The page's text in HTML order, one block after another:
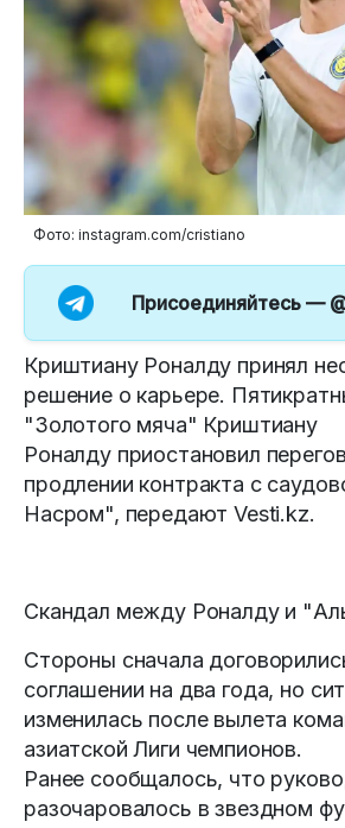
Фото: instagram.com/cristiano
Присоединяйтесь —
Криштиану Роналду принял
решение о карьере.
"Золотого мяча" Криштиану
Роналду приостановил
продлении контракта с
Насром", передают Vesti.kz.
Скандал между Роналду и
Стороны сначала
соглашении на два года, но
изменилась после вылета
азиатской Лиги чемпионов.
Ранее сообщалось, что
разочаровалось в звездном